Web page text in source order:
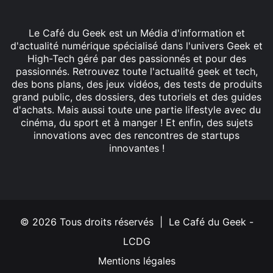
Le Café du Geek est un Média d'information et
d'actualité numérique spécialisé dans l'univers Geek et
High-Tech géré par des passionnés et pour des
passionnés. Retrouvez toute l'actualité geek et tech,
des bons plans, des jeux vidéos, des tests de produits
grand public, des dossiers, des tutoriels et des guides
d'achats. Mais aussi toute une partie lifestyle avec du
cinéma, du sport et à manger ! Et enfin, des sujets
innovations avec des rencontres de startups
innovantes !
© 2026 Tous droits réservés | Le Café du Geek -
LCDG
Mentions légales